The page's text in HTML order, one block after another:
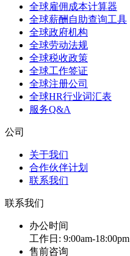
全球雇佣成本计算器
全球薪酬自助查询工具
全球政府机构
全球劳动法规
全球税收政策
全球工作签证
全球注册公司
全球HR行业词汇表
服务Q&A
公司
关于我们
合作伙伴计划
联系我们
联系我们
办公时间
工作日: 9:00am-18:00pm
售前咨询